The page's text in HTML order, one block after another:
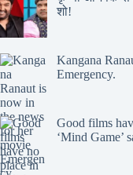
शो!
Kangana
Emergency.
Good films
‘Mind Game’